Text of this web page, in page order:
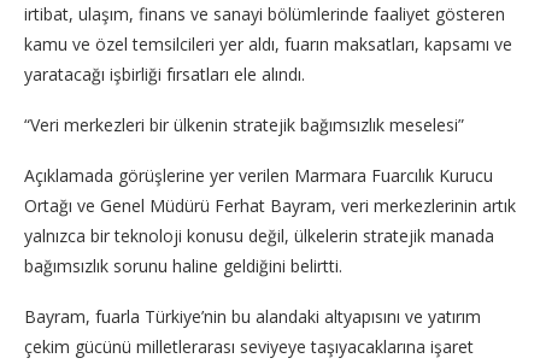
irtibat, ulaşım, finans ve sanayi bölümlerinde faaliyet gösteren
kamu ve özel temsilcileri yer aldı, fuarın maksatları, kapsamı ve
yaratacağı işbirliği fırsatları ele alındı.
“Veri merkezleri bir ülkenin stratejik bağımsızlık meselesi”
Açıklamada görüşlerine yer verilen Marmara Fuarcılık Kurucu
Ortağı ve Genel Müdürü Ferhat Bayram, veri merkezlerinin artık
yalnızca bir teknoloji konusu değil, ülkelerin stratejik manada
bağımsızlık sorunu haline geldiğini belirtti.
Bayram, fuarla Türkiye’nin bu alandaki altyapısını ve yatırım
çekim gücünü milletlerarası seviyeye taşıyacaklarına işaret